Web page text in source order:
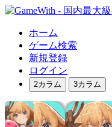
ホーム
ゲーム検索
新規登録
ログイン
2カラム 3カラム